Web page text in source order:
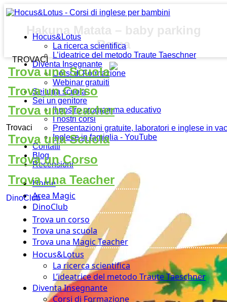
Hocus&Lotus
La ricerca scientifica
L’ideatrice del metodo Traute Taeschner
Diventa Insegnante
Corsi di Formazione
Webinar gratuiti
Sei una scuola
Sei un genitore
Il nostro programma educativo
I nostri corsi
Presentazioni gratuite, laboratori e inglese in
Inglese in famiglia - YouTube
Contatti
Blog
Recensioni
Home
Area Magic
DinoClub
Trova un corso
Trova una scuola
Trova una Magic Teacher
Hocus&Lotus
La ricerca scientifica
L’ideatrice del metodo Traute Taeschner
Diventa Insegnante
Corsi di Formazione
TROVACI
Trova una Scuola
Trova un Corso
Trova una Teacher
Trovaci
Trova una Scuola
Trova un Corso
Trova una Teacher
DinoClub
Hakuna Matata – baby parking
Roma